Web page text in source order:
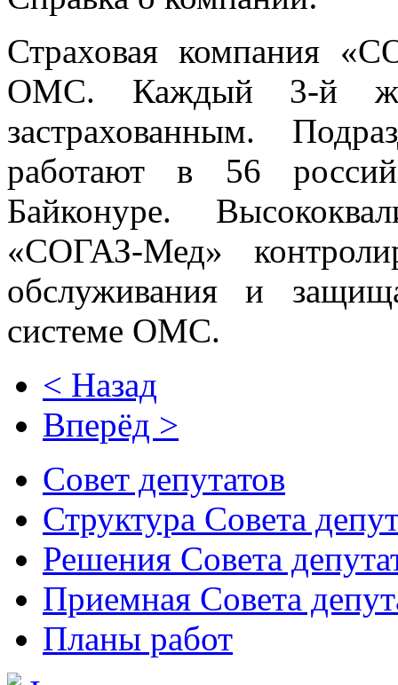
Страховая компания
ОМС. Каждый 3-й
застрахованным.
работают в 56
Байконуре.
«СОГАЗ-Мед»
обслуживания и
системе ОМС.
< Назад
Вперёд >
Совет депутатов
Структура Совета
Решения Совета
Приемная Совета
Планы работ